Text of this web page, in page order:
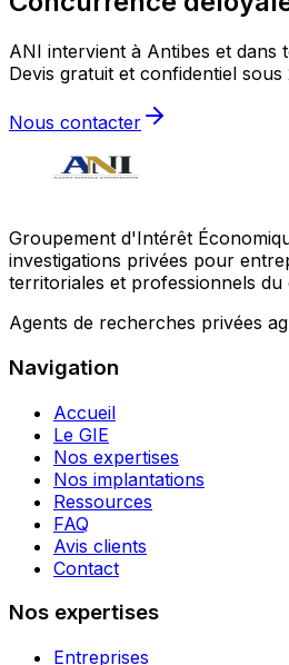
ANI intervient à Antibes et dans
Devis gratuit et confidentiel sous
Nous contacter
Groupement d'Intérêt
investigations privées pour
territoriales et professionnels du
Agents de recherches privées
Navigation
Accueil
Le GIE
Nos expertises
Nos implantations
Ressources
FAQ
Avis clients
Contact
Nos expertises
Entreprises